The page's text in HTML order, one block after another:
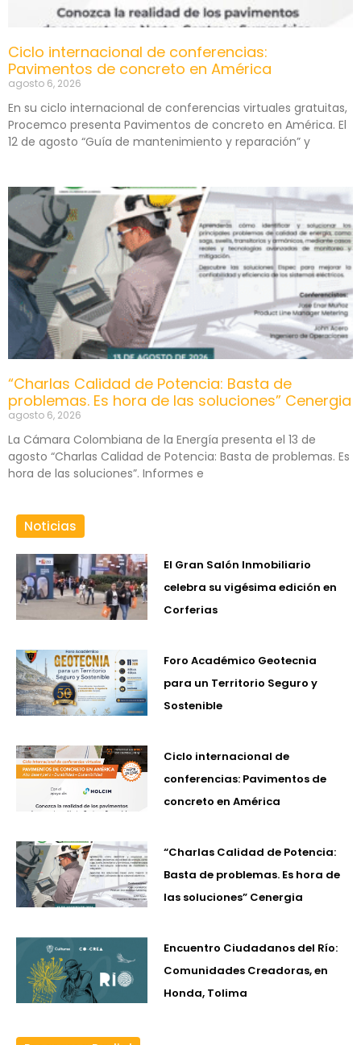
Ciclo internacional de conferencias:
Pavimentos de concreto en América
agosto 6, 2026
En su ciclo internacional de conferencias virtuales gratuitas,
Procemco presenta Pavimentos de concreto en América. El
12 de agosto “Guía de mantenimiento y reparación” y
“Charlas Calidad de Potencia: Basta de
problemas. Es hora de las soluciones” Cenergia
agosto 6, 2026
La Cámara Colombiana de la Energía presenta el 13 de
agosto “Charlas Calidad de Potencia: Basta de problemas. Es
hora de las soluciones”. Informes e
Noticias
El Gran Salón Inmobiliario
celebra su vigésima edición en
Corferias
Foro Académico Geotecnia
para un Territorio Seguro y
Sostenible
Ciclo internacional de
conferencias: Pavimentos de
concreto en América
“Charlas Calidad de Potencia:
Basta de problemas. Es hora de
las soluciones” Cenergia
Encuentro Ciudadanos del Río:
Comunidades Creadoras, en
Honda, Tolima